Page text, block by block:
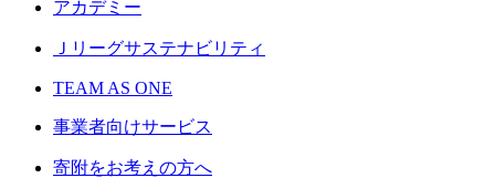
アカデミー
Ｊリーグサステナビリティ
TEAM AS ONE
事業者向けサービス
寄附をお考えの方へ